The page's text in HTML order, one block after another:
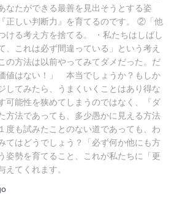
なたができる最善を見出そうとする姿
正しい判断力』を育てるのです。 ②「他
ける考え方を捨てる。 ・私たちはしばし
、これは必ず間違っている」という考え
の方法は以前やってみてダメだった。だ
値はない！」 本当でしょうか？もしか
してみたら、うまくいくことはあり得な
可能性を狭めてしまうのではなく、『ダ
方法であっても、多少愚かに見える方法
度も試みたことのない道であっても、わ
てはどうでしょう？「必ず何か他にも方
姿勢を育てること、これが私たちに「更
えてくれます。